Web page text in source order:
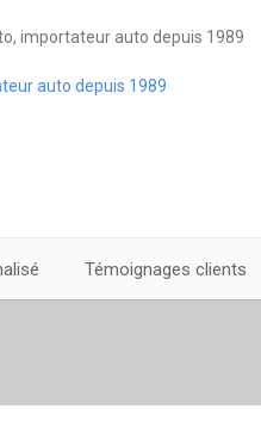
importateur auto depuis 1989
Témoignages clients